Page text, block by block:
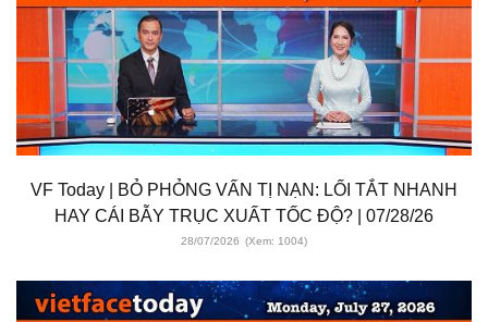
VF Today | BỎ PHỎNG VẤN TỊ NẠN: LỐI TẮT NHANH
HAY CÁI BẪY TRỤC XUẤT TỐC ĐỘ? | 07/28/26
28/07/2026 (Xem: 1004)